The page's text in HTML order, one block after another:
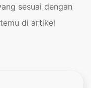
sesuai dengan
di artikel